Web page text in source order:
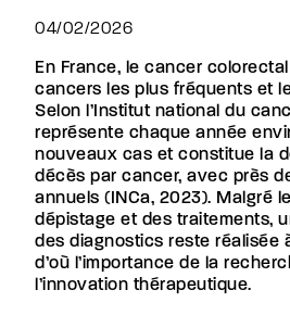
Les bandes dessinées A.R.CA.D.
Les associations de patients
Glossaire
La recherche
Les projets soutenus
Appel à projet PRODIGE
Les bases de données ARCAD
Les publications des Arcad
Newsroom
Actualités
Presse
04/02/2026
En France, le cancer colorectal
cancers les plus fréquents et
Selon l’Institut national du
représente chaque année
nouveaux cas et constitue la
décès par cancer, avec près
annuels (INCa, 2023). Malgré
dépistage et des traitements,
des diagnostics reste réalisée
d’où l’importance de la
l’innovation thérapeutique.